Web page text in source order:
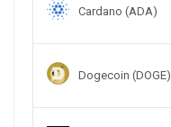
Cardano (ADA)
Dogecoin (DOGE)